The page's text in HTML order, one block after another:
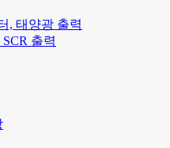
, 태양광 출력
출력